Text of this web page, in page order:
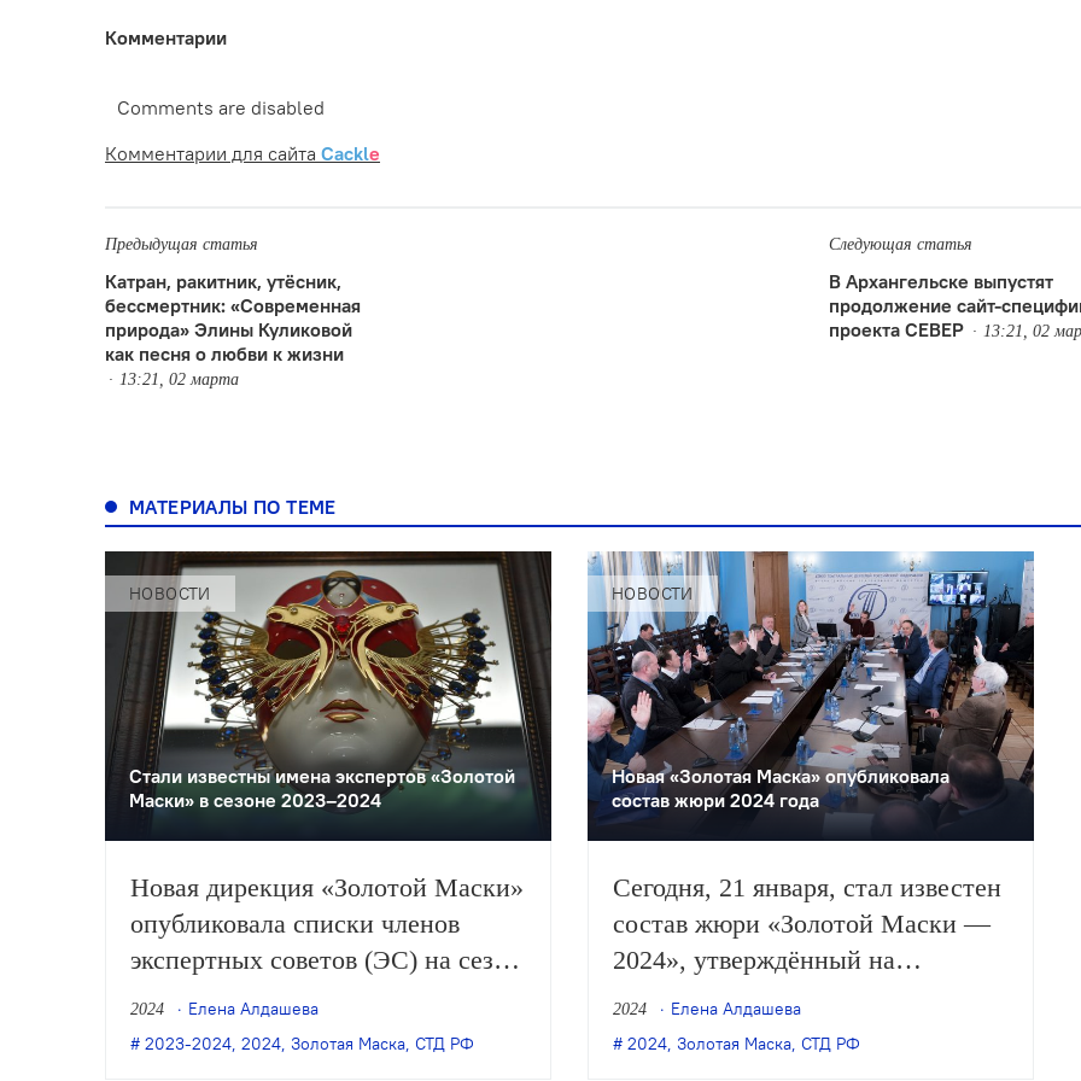
Комментарии
Comments are disabled
Комментарии для сайта Cackle
Предыдущая статья
Катран, ракитник, утёсник,
бессмертник: «Современная
природа» Элины Куликовой
как песня о любви к жизни
13:21, 02 марта
Следующая статья
В Архангельске выпустят
продолжение сайт-
проекта СЕВЕР
13:21, 02
МАТЕРИАЛЫ ПО ТЕМЕ
НОВОСТИ
Стали известны имена экспертов «Золотой
Маски» в сезоне 2023–2024
Новая дирекция «Золотой Маски»
опубликовала списки членов
экспертных советов (ЭС) на сезон
2023–2024. Как сообщал СТД РФ,
они были утверждены ещё 19
2024
Елена Алдашева
2023-2024, 2024, Золотая Маска, СТД РФ
НОВОСТИ
Новая «Золотая Маска» опубликовала
состав жюри 2024 года
Сегодня, 21 января, стал известен
состав жюри «Золотой Маски —
2024», утверждённый на
заседании cекретариата СТД РФ
19 января.
2024
Елена Алдашева
2024, Золотая Маска, СТД РФ